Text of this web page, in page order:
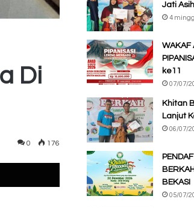
Di
0 176
X
Jati
4
WAKAF
ke11
07/07/
Khitan
Lanjut
06/07/
BEKASI
05/07/